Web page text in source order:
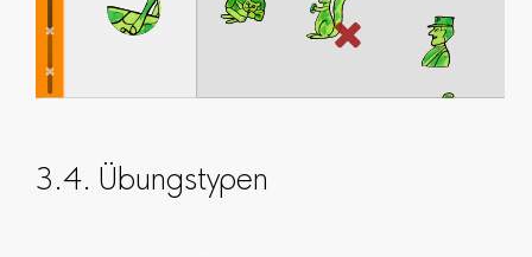
3.4. Übungstypen